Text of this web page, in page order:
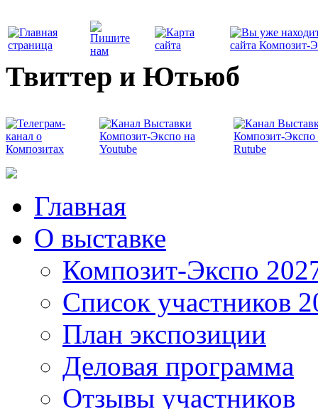
Твиттер и Ютьюб
Главная
О выставке
Композит-Экспо
Список участников
План экспозиции
Деловая программа
Отзывы участников